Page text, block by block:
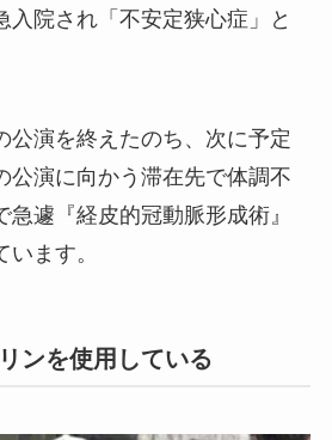
入院され「不安定狭心症」と
公演を終えたのち、次に予定
公演に向かう滞在先で体調不
急遽『経皮的冠動脈形成術』
ます。
ンを使用している